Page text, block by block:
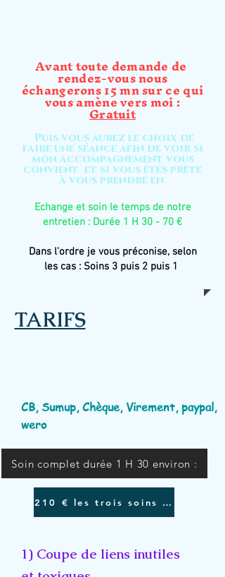
Avant toute demande de
rendez-vous nous
échangerons 15 mn sur ce qui
vous amène vers moi :
Gratuit
Puis vous aurez le choix de
faire une séance afin de voir si
mon accompagnement vous
convient et si vous êtes prête
à vous prendre en
Echange et soin le temps de notre
entretien : Durée 1 H 30 - 70 €
Dans l'ordre je vous préconise, selon
les cas : Soins 3 puis 2 puis 1
TARIFS
CB, Sumup, Chèque, Virement, paypal,
wero
Soin complet durée 1 H 30 environ :
210 € les trois soins (1 2 et 3)
1) Coupe de liens inutiles